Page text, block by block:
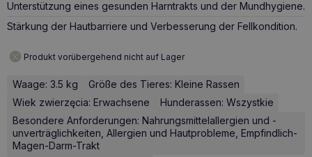
Unterstützung eines gesunden Harntrakts und der Mundhygiene.
Stärkung der Hautbarriere und Verbesserung der Fellkondition.
Produkt vorübergehend nicht auf Lager
Waage: 3.5 kg
Größe des Tieres: Kleine Rassen
Wiek zwierzęcia: Erwachsene
Hunderassen: Wszystkie
Besondere Anforderungen: Nahrungsmittelallergien und -
unverträglichkeiten, Allergien und Hautprobleme, Empfindlich-
Magen-Darm-Trakt